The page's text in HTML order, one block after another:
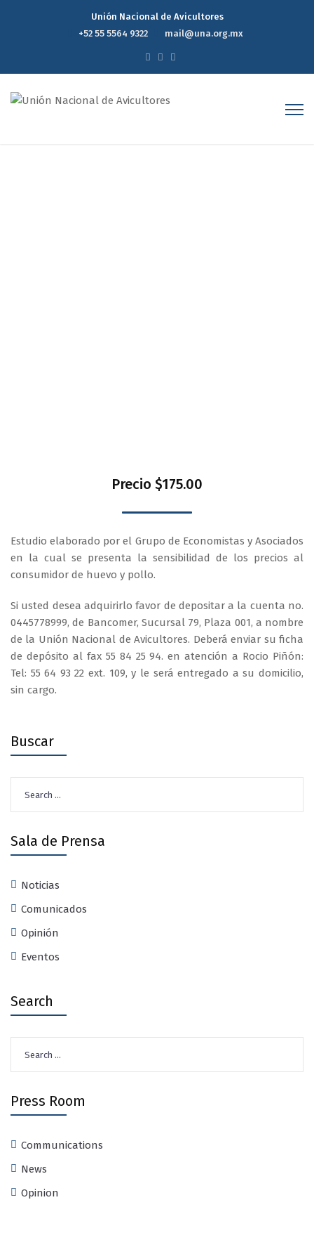
Unión Nacional de Avicultores
+52 55 5564 9322
mail@una.org.mx
Precio $175.00
Estudio elaborado por el Grupo de Economistas y Asociados
en la cual se presenta la sensibilidad de los precios al
consumidor de huevo y pollo.
Si usted desea adquirirlo favor de depositar a la cuenta no.
0445778999, de Bancomer, Sucursal 79, Plaza 001, a nombre
de la Unión Nacional de Avicultores. Deberá enviar su ficha
de depósito al fax 55 84 25 94. en atención a Rocio Piñón:
Tel: 55 64 93 22 ext. 109, y le será entregado a su domicilio,
sin cargo.
Buscar
for:
Sala de Prensa
Noticias
Comunicados
Opinión
Eventos
Search
for:
Press Room
Communications
News
Opinion